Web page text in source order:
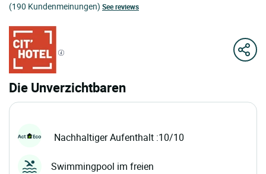
(190 Kundenmeinungen) See reviews
Die Unverzichtbaren
Nachhaltiger Aufenthalt :10/10
Swimmingpool im freien